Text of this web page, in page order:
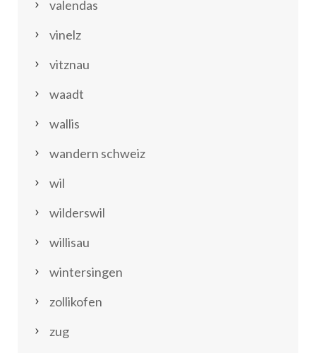
valendas
vinelz
vitznau
waadt
wallis
wandern schweiz
wil
wilderswil
willisau
wintersingen
zollikofen
zug